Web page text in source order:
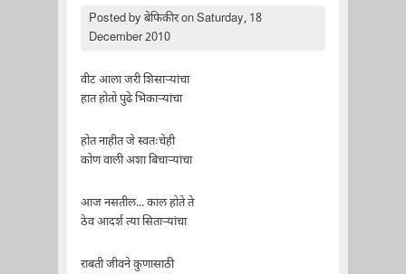
Posted byबेफिकीरon Saturday, 18
December 2010
वीट आला जरी शिसार्‍यांचा
हात होतो पुढे भिकार्‍यांचा
होत नाहीत जे स्वतःचेही
कोण वाली अशा बिचार्‍यांचा
आज नसतील... काल होते ते
ठेव आदर्श त्या सितार्‍यांचा
राबती जीवने कुणासाठी